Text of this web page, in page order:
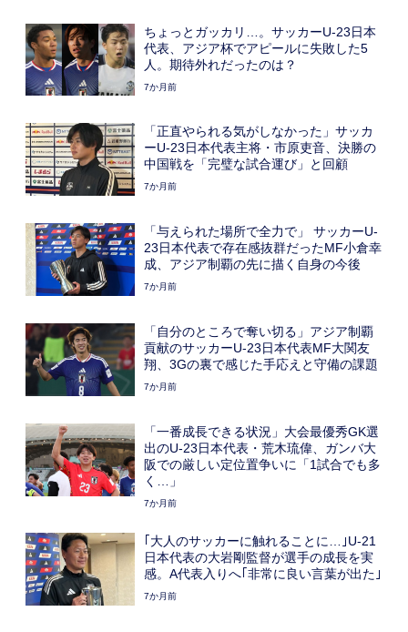
ちょっとガッカリ…。サッカーU-23日本
代表、アジア杯でアピールに失敗した5
人。期待外れだったのは？
7か月前
「正直やられる気がしなかった」サッカ
ーU-23日本代表主将・市原吏音、決勝の
中国戦を「完璧な試合運び」と回顧
7か月前
「与えられた場所で全力で」 サッカーU-
23日本代表で存在感抜群だったMF小倉幸
成、アジア制覇の先に描く自身の今後
7か月前
「自分のところで奪い切る」アジア制覇
貢献のサッカーU-23日本代表MF大関友
翔、3Gの裏で感じた手応えと守備の課題
7か月前
「一番成長できる状況」大会最優秀GK選
出のU-23日本代表・荒木琉偉、ガンバ大
阪での厳しい定位置争いに「1試合でも多
く…」
7か月前
｢大人のサッカーに触れることに…｣U-21
日本代表の大岩剛監督が選手の成長を実
感。A代表入りへ｢非常に良い言葉が出た｣
7か月前